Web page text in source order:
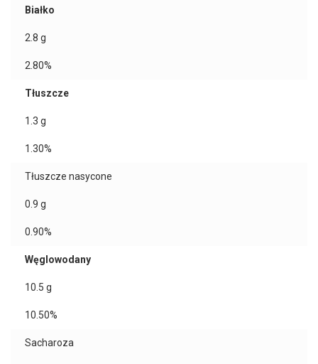
Białko
2.8 g
2.80%
Tłuszcze
1.3 g
1.30%
Tłuszcze nasycone
0.9 g
0.90%
Węglowodany
10.5 g
10.50%
Sacharoza